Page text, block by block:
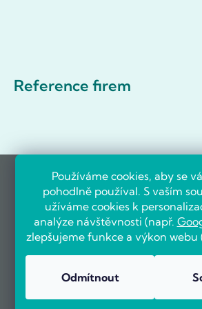
Používáme cookies, aby se
pohodlně používal. S vaším
užíváme cookies k
analýze návštěvnosti (např.
zlepšujeme funkce a výkon webu
Odmítnout
Reference firem